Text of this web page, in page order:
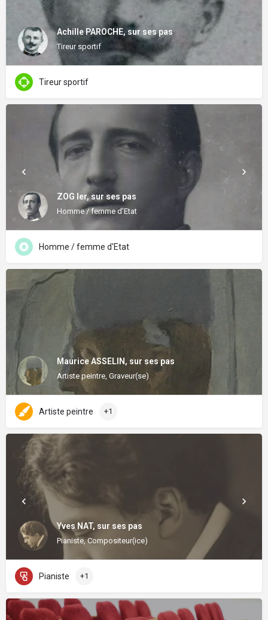
Achille PAROCHE, sur ses pas
Tireur sportif
Tireur sportif
ZOG Ier, sur ses pas
Homme / femme d'Etat
Homme / femme d'Etat
Maurice ASSELIN, sur ses pas
Artiste peintre, Graveur(se)
Artiste peintre +1
Yves NAT, sur ses pas
Pianiste, Compositeur(ice)
Pianiste +1